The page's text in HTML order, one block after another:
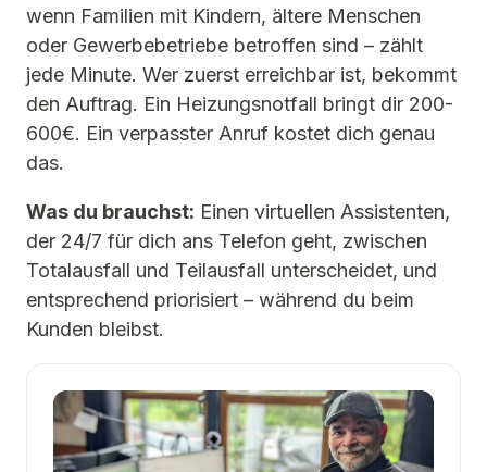
wenn Familien mit Kindern, ältere Menschen
oder Gewerbebetriebe betroffen sind – zählt
jede Minute. Wer zuerst erreichbar ist, bekommt
den Auftrag. Ein Heizungsnotfall bringt dir 200-
600€. Ein verpasster Anruf kostet dich genau
das.
Was du brauchst: Einen virtuellen Assistenten,
der 24/7 für dich ans Telefon geht, zwischen
Totalausfall und Teilausfall unterscheidet, und
entsprechend priorisiert – während du beim
Kunden bleibst.